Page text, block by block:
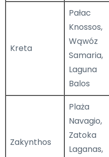
Kreta
Pałac
Knossos,
Wąwóz
Samaria,
Laguna
Balos
Zakynthos
Plaża
Navagio,
Zatoka
Laganas,